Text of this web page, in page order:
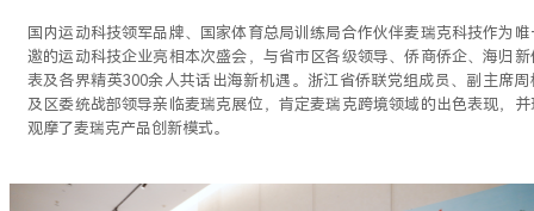
国内运动科技领军品牌、国家体育总局训练局合作伙伴麦瑞克科技作为唯
邀的运动科技企业亮相本次盛会，与省市区各级领导、侨商侨企、海归新
表及各界精英300余人共话出海新机遇。 浙江省侨联党组成员、副主席周
及区委统战部领导亲临麦瑞克展位，肯定麦瑞克跨境领域的出色表现，并
观摩了麦瑞克产品创新模式。